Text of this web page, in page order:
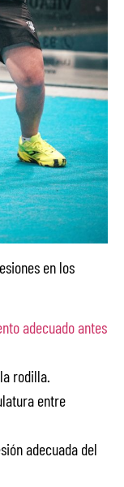
en los
adecuado antes
rodilla.
entre
adecuada del